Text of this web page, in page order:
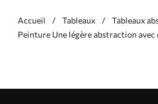
Accueil Tableaux
Tableaux
Peinture Une légère abstraction avec